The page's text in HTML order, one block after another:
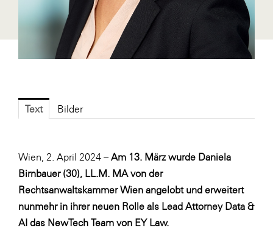
Gas Connect Austria
GBV - Verband gemeinnütziger
Bauvereinigungen
Getzner Werkstoffe
ikp
JELD-WEN DANA
kosaplaner
LAT Nitrogen
Libro
Text Bilder
Wien, 2. April 2024 –Am 13. März wurde Daniela
Birnbauer (30), LL.M. MA von der
Rechtsanwaltskammer Wien angelobt und erweitert
nunmehr in ihrer neuen Rolle als Lead Attorney Data &
AI das NewTech Team von EY Law.